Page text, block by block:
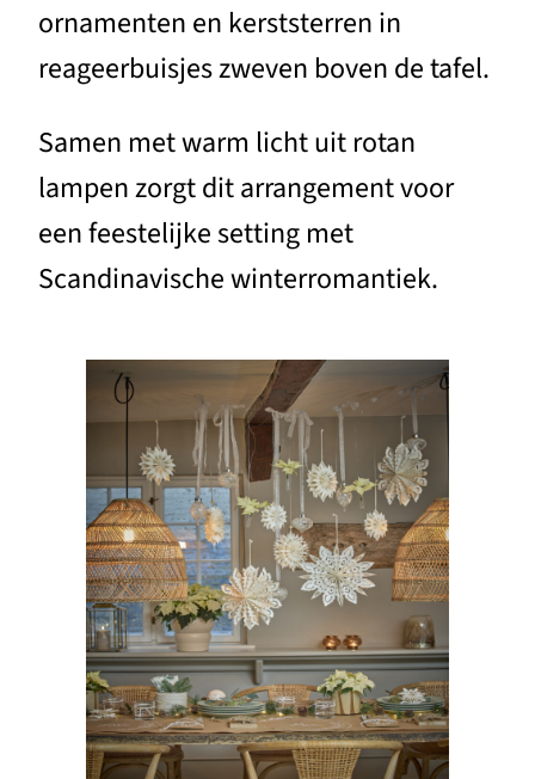
ornamenten en kerststerren in
reageerbuisjes zweven boven de tafel.
Samen met warm licht uit rotan
lampen zorgt dit arrangement voor
een feestelijke setting met
Scandinavische winterromantiek.